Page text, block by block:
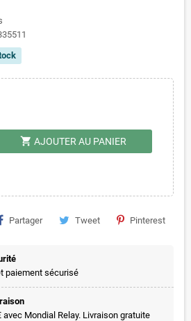
shopping_cart AJOUTER AU PANIER
Partager Tweet Pinterest
paiement sécurisé
avec Mondial Relay. Livraison gratuite